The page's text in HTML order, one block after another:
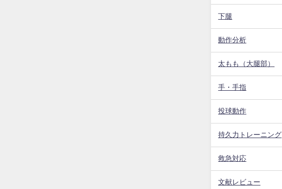
下腿
動作分析
太もも（大腿部）
手・手指
投球動作
持久力トレーニング
救急対応
文献レビュー